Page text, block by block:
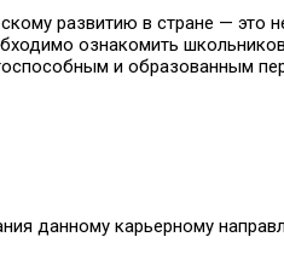
развитию в стране —
ознакомить
и образованным
данному карьерному